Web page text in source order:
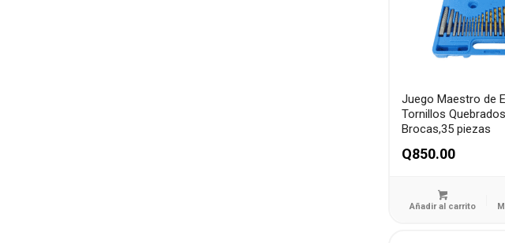
Juego Maestro de
Tornillos
Brocas,35 piezas
Q850.00
Añadir al carrito